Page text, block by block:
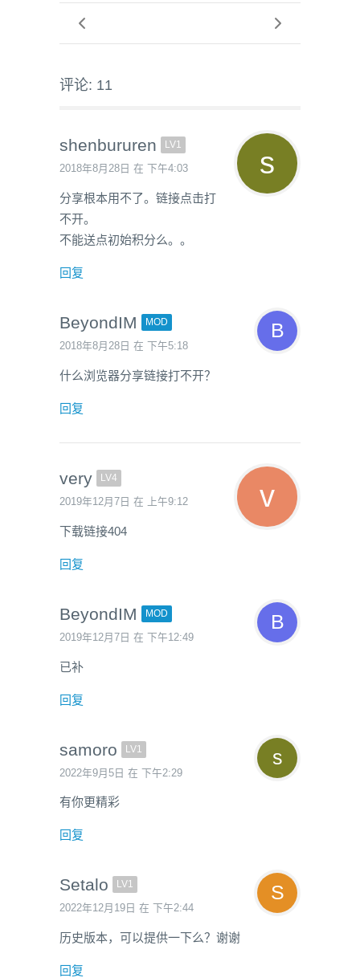
评论: 11
shenbururen LV1
2018年8月28日 在 下午4:03
分享根本用不了。链接点击打
不开。
不能送点初始积分么。。
回复
BeyondIM MOD
2018年8月28日 在 下午5:18
什么浏览器分享链接打不开？
回复
very LV4
2019年12月7日 在 上午9:12
下载链接404
回复
BeyondIM MOD
2019年12月7日 在 下午12:49
已补
回复
samoro LV1
2022年9月5日 在 下午2:29
有你更精彩
回复
Setalo LV1
2022年12月19日 在 下午2:44
历史版本，可以提供一下么？谢谢
回复